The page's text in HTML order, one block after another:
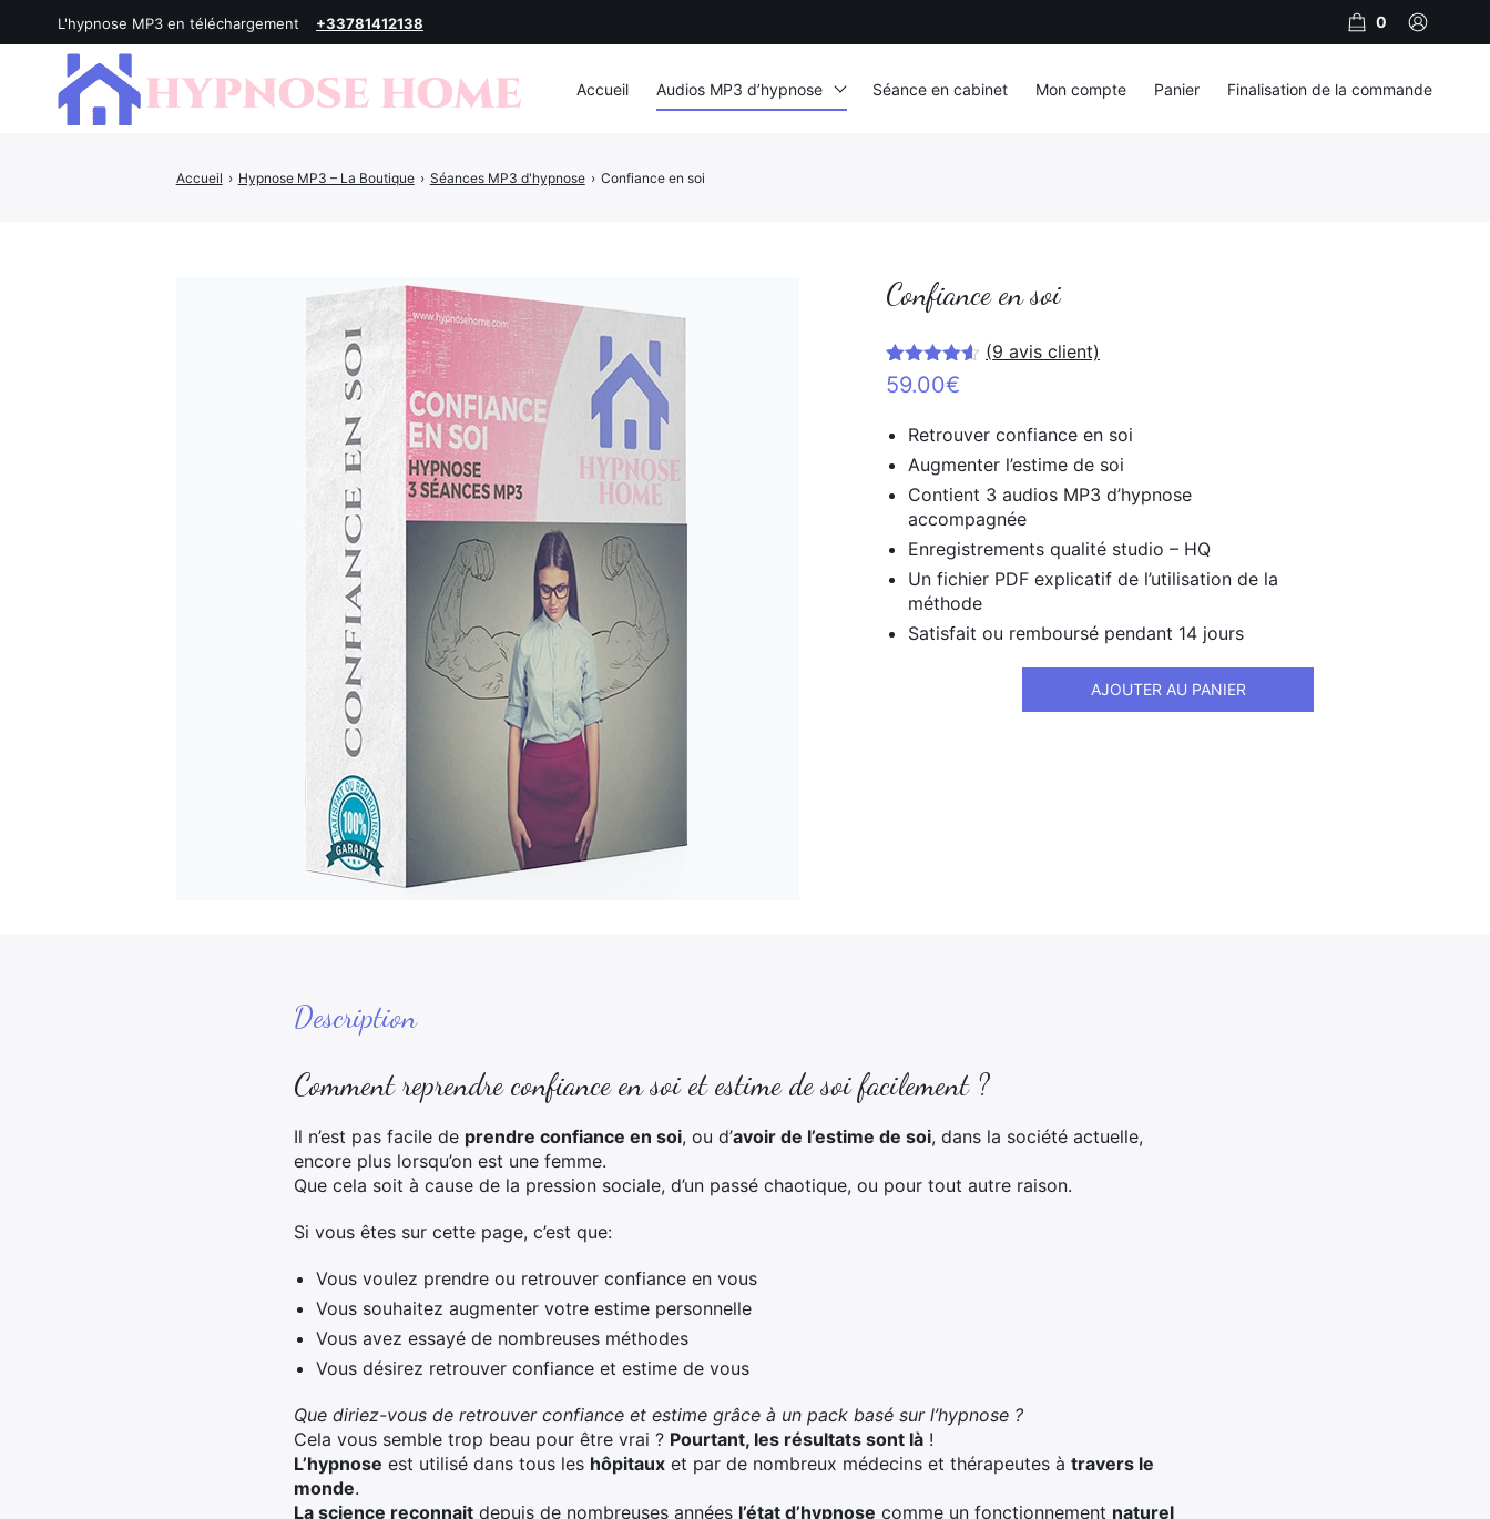
Confiance en soi
Noté4.56
sur 5
9
notations
(9 avis client)
59.00€
Retrouver confiance en soi
Augmenter l’estime de soi
Contient 3 audios MP3 d’hypnose
accompagnée
Enregistrements qualité studio – HQ
Un fichier PDF explicatif de l’utilisation de la
méthode
Satisfait ou remboursé pendant 14 jours
AJOUTER AU PANIER
Accueil › Hypnose MP3 – La Boutique › Séances MP3 d'hypnose › Confiance en soi
Description
Comment reprendre confiance en soi et estime de soi facilement ?
Il n’est pas facile de prendre confiance en soi, ou d’avoir de l’estime de soi, dans la société actuelle,
encore plus lorsqu’on est une femme.
Que cela soit à cause de la pression sociale, d’un passé chaotique, ou pour tout autre raison.
Si vous êtes sur cette page, c’est que:
Vous voulez prendre ou retrouver confiance en vous
Vous souhaitez augmenter votre estime personnelle
Vous avez essayé de nombreuses méthodes
Vous désirez retrouver confiance et estime de vous
Que diriez-vous de retrouver confiance et estime grâce à un pack basé sur l’hypnose ?
Cela vous semble trop beau pour être vrai ? Pourtant, les résultats sont là !
L’hypnose est utilisé dans tous les hôpitaux et par de nombreux médecins et thérapeutes àtravers le
monde.
La science reconnait depuis de nombreuses années l’état d’hypnose comme un fonctionnement naturel
L'hypnose MP3 en téléchargement +33781412138 0
Accueil Audios MP3 d’hypnose Séance en cabinet Mon compte Panier Finalisation de la commande